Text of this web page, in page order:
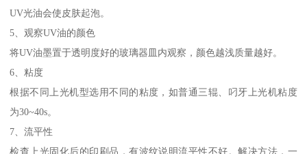
UV光油会使皮肤起泡。
5、观察UV油的颜色
将UV油墨置于透明度好的玻璃器皿内观察，颜色越浅质量越好。
6、粘度
根据不同上光机型选用不同的粘度，如普通三辊、叼牙上光机粘度
为30~40s。
7、流平性
检查上光固化后的印刷品，有波纹说明流平性不好。解决方法，一